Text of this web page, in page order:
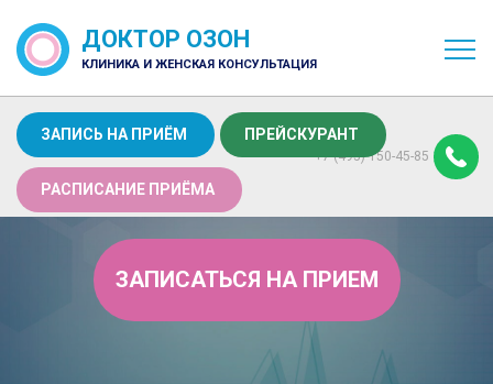
ДОКТОР ОЗОН
КЛИНИКА И ЖЕНСКАЯ КОНСУЛЬТАЦИЯ
ЗАПИСЬ НА ПРИЁМ
РАСПИСАНИЕ ПРИЁМА
ПРЕЙСКУРАНТ
+7 (495) 150-45-85
ЗАПИСАТЬСЯ НА ПРИЕМ